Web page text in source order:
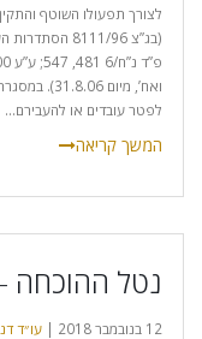
לצורך תפעולו השוטף
(בג”צ 8111/
ואח’, מיום
לפטר עובדים או להעבירם...
נטל ההוכחה
12 בנובמבר 2018 | עו״ד